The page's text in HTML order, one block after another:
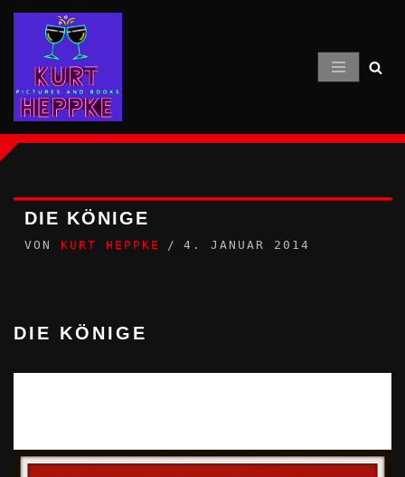
Inhalt
springen
DIE KÖNIGE
VON KURT HEPPKE 4. JANUAR 2014
DIE KÖNIGE